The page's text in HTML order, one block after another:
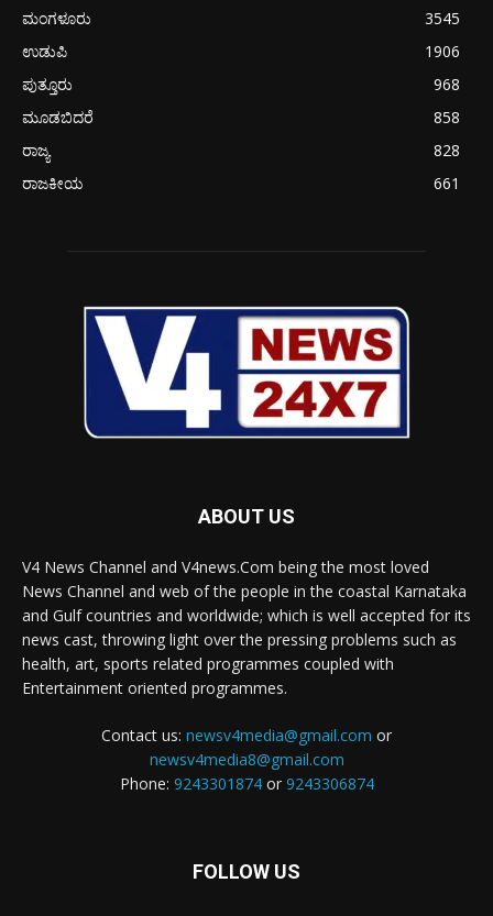
ಮಂಗಳೂರು
3545
ಉಡುಪಿ
1906
ಪುತ್ತೂರು
968
ಮೂಡಬಿದರೆ
858
ರಾಜ್ಯ
828
ರಾಜಕೀಯ
661
ABOUT US
V4 News Channel and V4news.Com being the most loved
News Channel and web of the people in the coastal Karnataka
and Gulf countries and worldwide; which is well accepted for its
news cast, throwing light over the pressing problems such as
health, art, sports related programmes coupled with
Entertainment oriented programmes.
Contact us: newsv4media@gmail.com or
newsv4media8@gmail.com
Phone: 9243301874or 9243306874
FOLLOW US